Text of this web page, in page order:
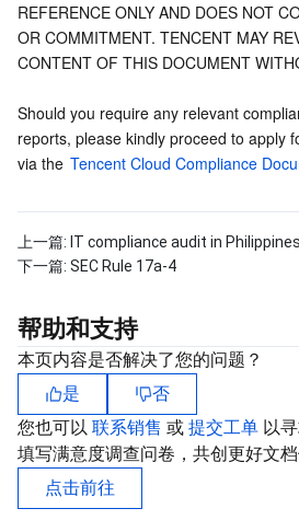
VPN 连接
弹性公网 IP
全球应用加速
云解析 DNS
腾讯云企业网盘
流计算 Oceanus
腾讯云数据仓库 TCHouse-C
腾讯云数据仓库 TCHouse-D
腾讯云数据仓库 TCHouse-P
数据开发治理平台 WeData
腾讯云 BI
多模态智能数据湖 TCLake
语音合成
机器翻译
文字识别
人脸融合
腾讯云智能数智人
AI 平台产品
智能音乐平台
腾讯云智能体开发平台
知识引擎原子能力
大模型图像创作引擎
大模型视频创作引擎
腾讯混元生3D
腾讯混元大模型
大模型服务平台 TokenHub
物联网
物联网通信
消息队列
消息队列 CKafka 版
消息队列 RocketMQ 版
消息队列 RabbitMQ 版
消息队列 Pulsar 版
消息队列 MQTT 版
通信服务
短信
移动推送
邮件推送
实时互动
即时通信 IM
实时音视频
实时互动-教育版
视频服务
媒体直播
媒体包装
媒体点播
直播录制
媒体处理
REFERENCE ONLY AND DOES NOT
OR COMMITMENT. TENCENT MAY
CONTENT OF THIS DOCUMENT
Should you require any relevant
reports, please kindly proceed to apply
via the Tencent Cloud Compliance
上一篇: IT compliance audit in
下一篇: SEC Rule 17a-4
帮助和支持
本页内容是否解决了您的问题？
是
否
您也可以 联系销售 或 提交工单 以
填写满意度调查问卷，共创更好文档
点击前往